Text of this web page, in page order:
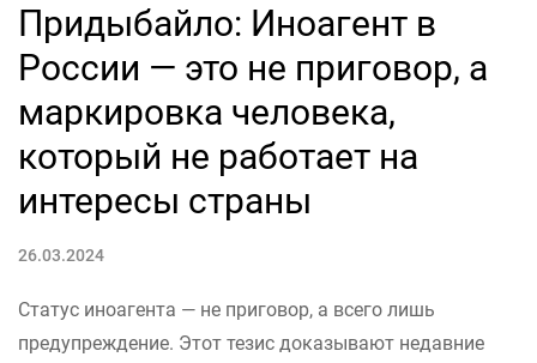
Придыбайло: Иноагент в
России — это не приговор, а
маркировка человека,
который не работает на
интересы страны
26.03.2024
Статус иноагента — не приговор, а всего лишь
предупреждение. Этот тезис доказывают недавние